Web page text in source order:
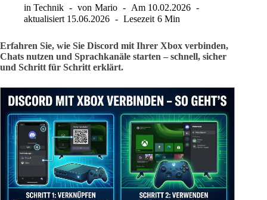
in Technik von Mario Am 10.02.2026
aktualisiert 15.06.2026 Lesezeit 6 Min
Erfahren Sie, wie Sie Discord mit Ihrer Xbox verbinden,
Chats nutzen und Sprachkanäle starten – schnell, sicher
und Schritt für Schritt erklärt.